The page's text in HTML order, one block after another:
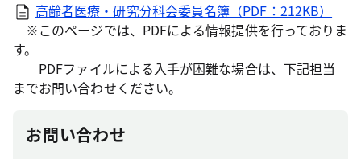
高齢者医療・研究分科会委員名簿（PDF：212KB）
※このページでは、PDFによる情報提供を行っておりま
す。
PDFファイルによる入手が困難な場合は、下記担当
までお問い合わせください。
お問い合わせ